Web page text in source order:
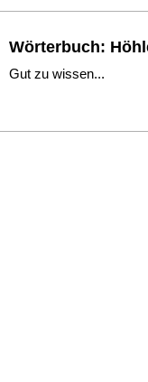
Wörterbuch:
Gut zu wissen...